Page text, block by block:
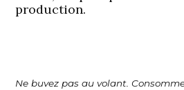
production.
Ne buvez pas au volant.